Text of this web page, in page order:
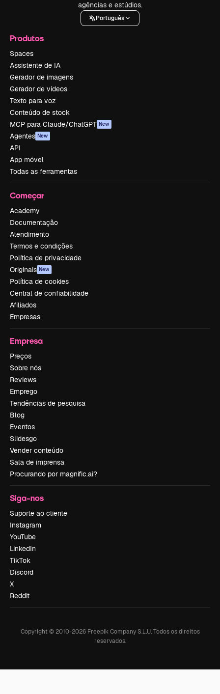
agências e estúdios.
Português
Produtos
Spaces
Assistente de IA
Gerador de imagens
Gerador de vídeos
Texto para voz
Conteúdo de stock
MCP para Claude/ChatGPT New
Agentes New
API
App móvel
Todas as ferramentas
Começar
Academy
Documentação
Atendimento
Termos e condições
Política de privacidade
Originais New
Política de cookies
Central de confiabilidade
Afiliados
Empresas
Empresa
Preços
Sobre nós
Reviews
Emprego
Tendências de pesquisa
Blog
Eventos
Slidesgo
Vender conteúdo
Sala de imprensa
Procurando por magnific.ai?
Siga-nos
Suporte ao cliente
Instagram
YouTube
LinkedIn
TikTok
Discord
X
Reddit
Copyright © 2010-2026Freepik Company S.L.U. Todos os direitos
reservados.